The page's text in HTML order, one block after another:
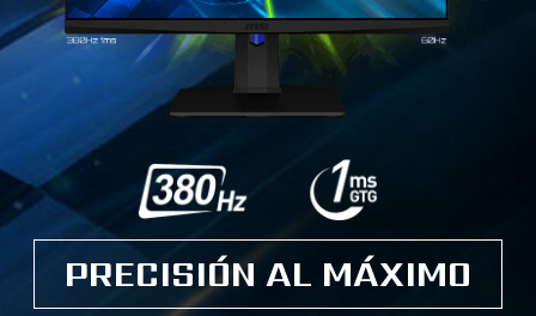
PRECISIÓN AL MÁXIMO